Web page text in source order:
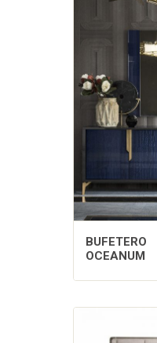
BUFETERO
OCEANUM